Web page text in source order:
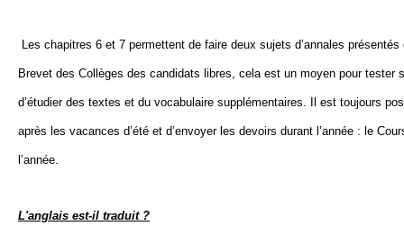
Les chapitres 6 et 7 permettent de faire deux sujets d’annales présentés
Brevet des Collèges des candidats libres, cela est un moyen pour tester
d’étudier des textes et du vocabulaire supplémentaires. Il est toujours
après les vacances d’été et d’envoyer les devoirs durant l’année : le
l’année.
L'anglais est-il traduit ?